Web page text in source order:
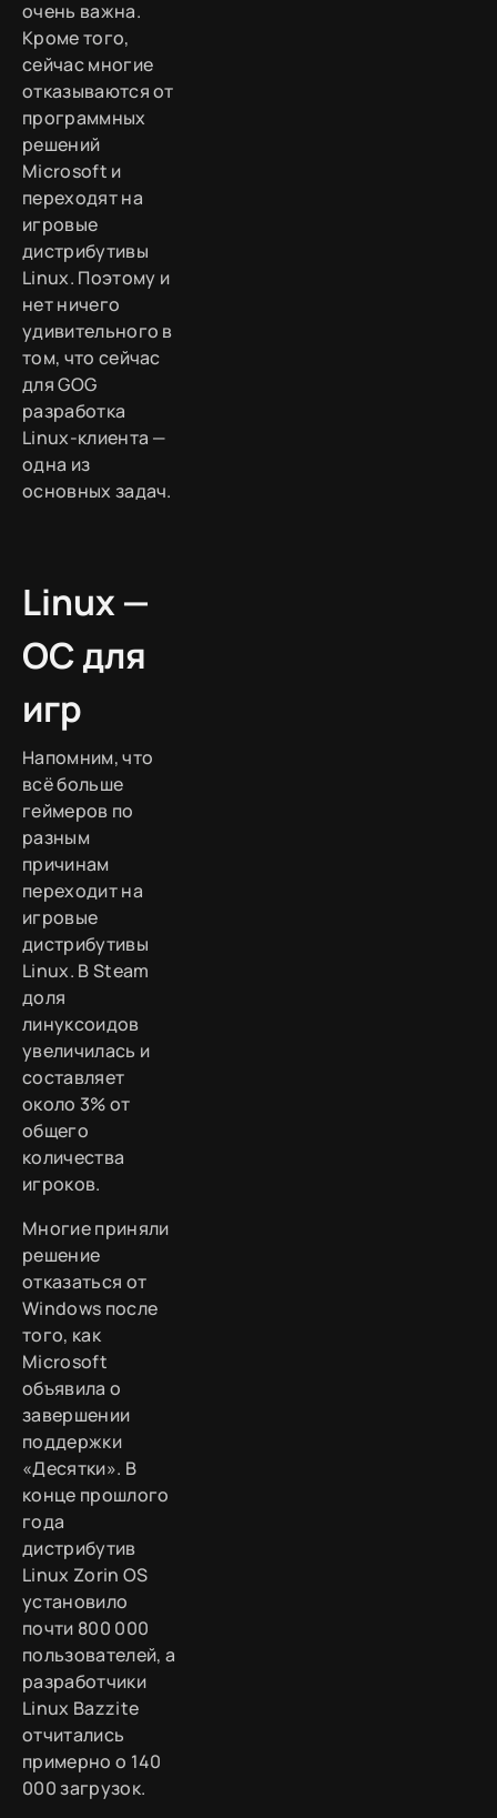
очень важна.
Кроме того,
сейчас многие
отказываются от
программных
решений
Microsoft и
переходят на
игровые
дистрибутивы
Linux. Поэтому и
нет ничего
удивительного в
том, что сейчас
для GOG
разработка
Linux-клиента —
одна из
основных задач.
Linux —
ОС для
игр
Напомним, что
всё больше
геймеров по
разным
причинам
переходит на
игровые
дистрибутивы
Linux. В Steam
доля
линуксоидов
увеличилась и
составляет
около 3% от
общего
количества
игроков.
Многие приняли
решение
отказаться от
Windows после
того, как
Microsoft
объявила о
завершении
поддержки
«Десятки». В
конце прошлого
года
дистрибутив
Linux Zorin OS
установило
почти 800 000
пользователей, а
разработчики
Linux Bazzite
отчитались
примерно о 140
000 загрузок.